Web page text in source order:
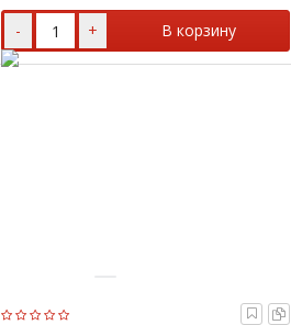
- + В корзину